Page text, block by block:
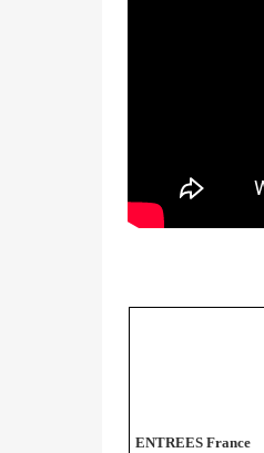
ENTREES France